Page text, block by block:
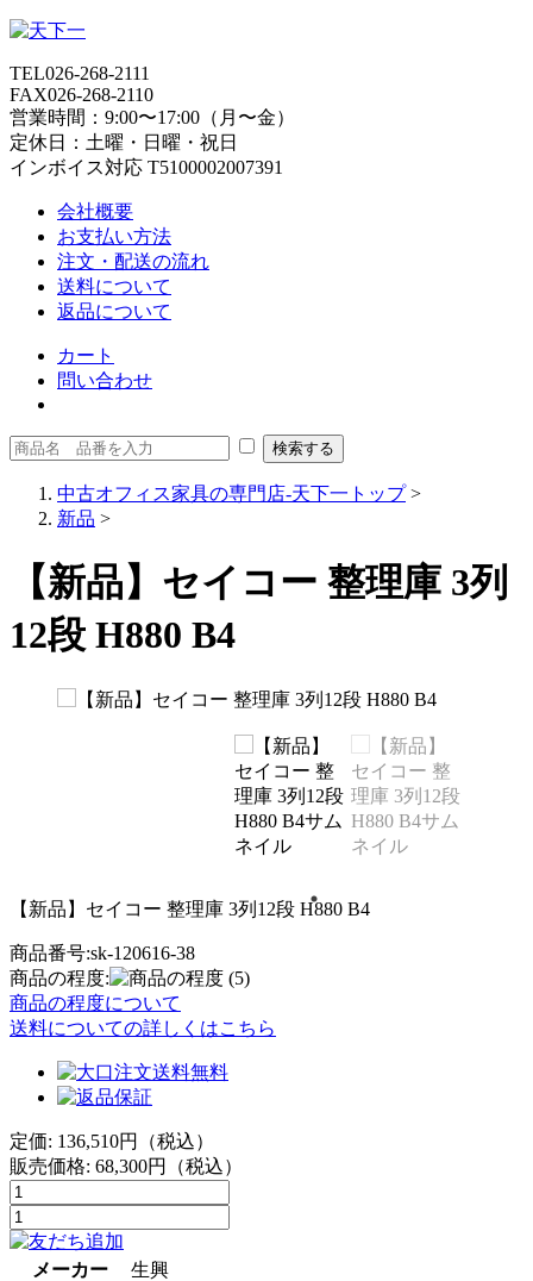
TEL026-268-2111
FAX026-268-2110
営業時間：9:00〜17:00（月〜金）
定休日：土曜・日曜・祝日
インボイス対応 T5100002007391
会社概要
お支払い方法
注文・配送の流れ
送料について
返品について
カート
問い合わせ
中古オフィス家具の専門店-天下一トップ>
新品 >
【新品】セイコー 整理庫 3列
12段 H880 B4
【新品】セイコー 整理庫 3列12段 H880 B4
商品番号:sk-120616-38
商品の程度:
(5)
商品の程度について
送料についての詳しくはこちら
定価: 136,510円（税込）
販売価格: 68,300円（税込）
メーカー
生興